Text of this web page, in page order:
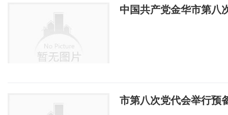
中国共产党金华市第八
市第八次党代会举行预